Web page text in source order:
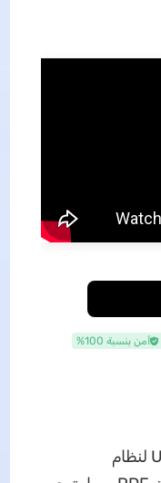
آمن بنسبة 100%
- تحرير PDF الشامل: يوفر UPDF لنظام